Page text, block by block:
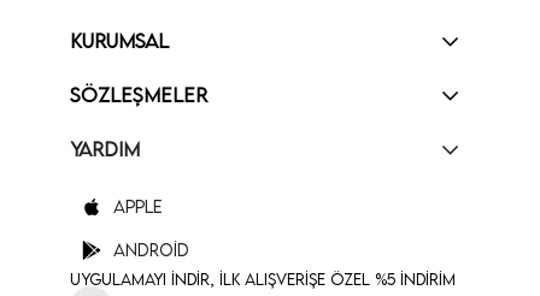
KURUMSAL
SÖZLEŞMELER
YARDIM
Apple
Android
Uygulamayı İndir, İlk Alışverişe Özel %5 İndirim